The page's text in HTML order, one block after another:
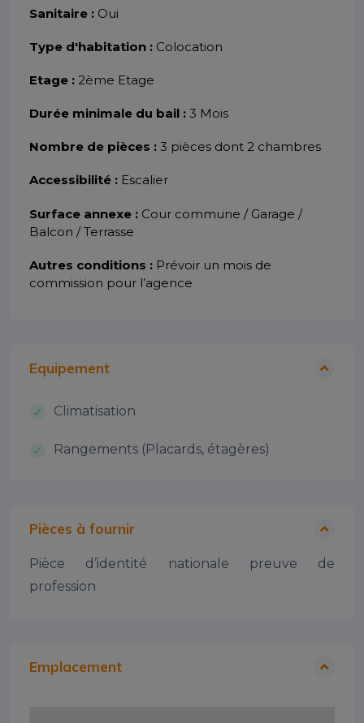
Sanitaire : Oui
Type d'habitation : Colocation
Etage : 2ème Etage
Durée minimale du bail : 3 Mois
Nombre de pièces : 3 pièces dont 2 chambres
Accessibilité : Escalier
Surface annexe : Cour commune / Garage /
Balcon / Terrasse
Autres conditions : Prévoir un mois de
commission pour l’agence
Equipement
Climatisation
Rangements (Placards, étagères)
Pièces à fournir
Pièce d’identité nationale preuve de
profession
Emplacement